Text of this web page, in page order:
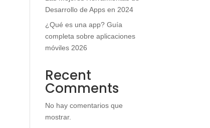
Desarrollo de Apps en 2024
¿Qué es una app? Guía
completa sobre aplicaciones
móviles 2026
Recent
Comments
No hay comentarios que
mostrar.